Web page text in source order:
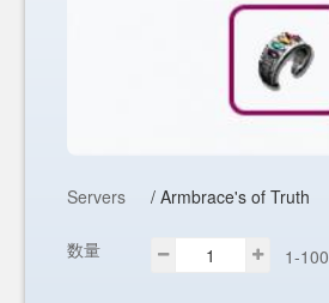
Servers / Armbrace's of Truth
数量 1-100